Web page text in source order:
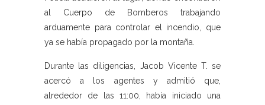
al Cuerpo de Bomberos trabajando
arduamente para controlar el incendio, que
ya se había propagado por la montaña.
Durante las diligencias, Jacob Vicente T. se
acercó a los agentes y admitió que,
alrededor de las 11:00, había iniciado una